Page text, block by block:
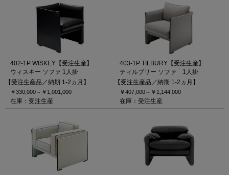
402-1P WISKEY【受注生産】
ウィスキー ソファ 1人掛
【受注生産品／納期 1-2ヵ月】
￥330,000～ ￥1,001,000
在庫：受注生産
403-1P TILBURY【受注生産】
ティルブリー ソファ 1人掛
【受注生産品／納期 1-2ヵ月】
￥407,000～ ￥1,144,000
在庫：受注生産